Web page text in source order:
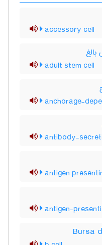
accessory cell
بالغ
adult stem cell
anchorage-
antibody-
antigen
antigen-